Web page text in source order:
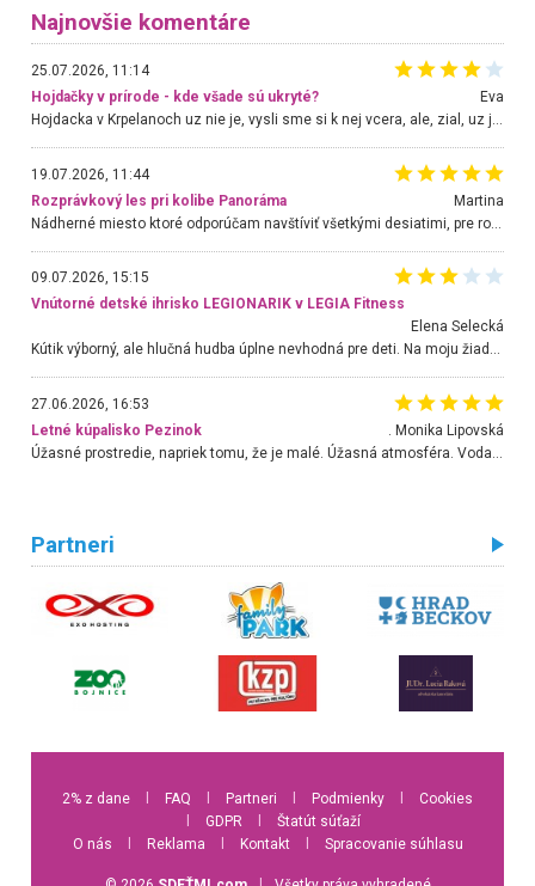
Najnovšie komentáre
25.07.2026, 11:14
Hojdačky v prírode - kde všade sú ukryté?
Eva
Hojdacka v Krpelanoch uz nie je, vysli sme si k nej vcera, ale, zial, uz je znicena. Ak sem planujete cestu len kvoli hojdacke, mozete si ju usetrit. Krasny vyhlad je tu vsak aj bez hojdacky :-)
19.07.2026, 11:44
Rozprávkový les pri kolibe Panoráma
Martina
Nádherné miesto ktoré odporúčam navštíviť všetkými desiatimi, pre rodiny s deťmi, dôchodcom... Proste a jednoducho ozaj rozprávkový les.. určite ešte prídeme. Odniesli sme si na pamiatku krásne tričká,
09.07.2026, 15:15
Vnútorné detské ihrisko LEGIONARIK v LEGIA Fitness
Elena Selecká
Kútik výborný, ale hlučná hudba úplne nevhodná pre deti. Na moju žiadosť o aspoň sušenie nereagovali.
27.06.2026, 16:53
Letné kúpalisko Pezinok
. Monika Lipovská
Úžasné prostredie, napriek tomu, že je malé. Úžasná atmosféra. Voda fantastická a nádherná. Ľudí je pomerne veľa, ale su mili a ohľaduplní. Je veľmi zaujímavé sledovať, ako dokážu spolu športovať cudzí ľudia a bez ohľadu na vek. Vládne tu pohoda. Vnuka neviem dostať z vody. Ďakujem za krásny deň . Urcite sa sem vrátim. Jediný problém je s parkovaním, ale aj ten sa mi podarilo vyriešiť. Monika Bratislava
Partneri
2% z dane FAQ Partneri Podmienky
Cookies
GDPR
Štatút súťaží
O nás
Reklama Kontakt Spracovanie súhlasu